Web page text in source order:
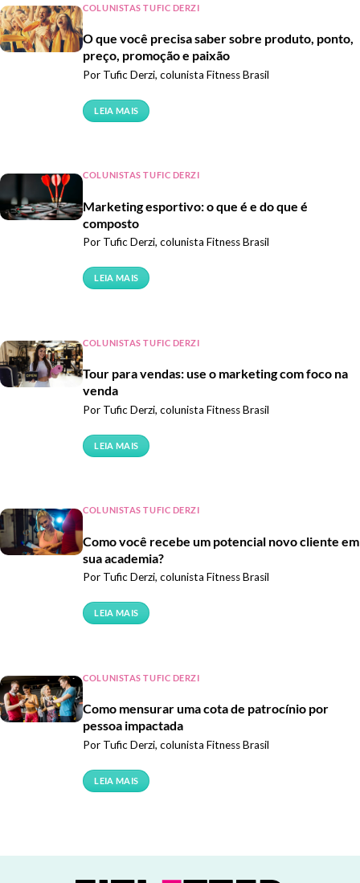
COLUNISTAS TUFIC DERZI
O que você precisa saber sobre produto, ponto,
preço, promoção e paixão
Por Tufic Derzi, colunista Fitness Brasil
LEIA MAIS
COLUNISTAS TUFIC DERZI
Marketing esportivo: o que é e do que é
composto
Por Tufic Derzi, colunista Fitness Brasil
LEIA MAIS
COLUNISTAS TUFIC DERZI
Tour para vendas: use o marketing com foco na
venda
Por Tufic Derzi, colunista Fitness Brasil
LEIA MAIS
COLUNISTAS TUFIC DERZI
Como você recebe um potencial novo cliente em
sua academia?
Por Tufic Derzi, colunista Fitness Brasil
LEIA MAIS
COLUNISTAS TUFIC DERZI
Como mensurar uma cota de patrocínio por
pessoa impactada
Por Tufic Derzi, colunista Fitness Brasil
LEIA MAIS